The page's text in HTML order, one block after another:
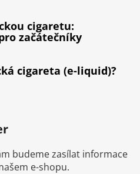
cigaretu:
začátečníky
cigareta (e-liquid)?
budeme zasílat informace
e-shopu.